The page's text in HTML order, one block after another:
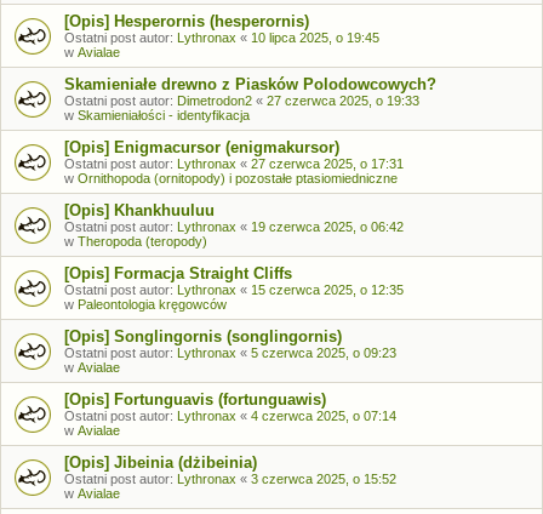
[Opis] Hesperornis (hesperornis)
Ostatni post autor: Lythronax « 10 lipca 2025, o 19:45
w Avialae
Skamieniałe drewno z Piasków Polodowcowych?
Ostatni post autor: Dimetrodon2 « 27 czerwca 2025, o 19:33
w Skamieniałości - identyfikacja
[Opis] Enigmacursor (enigmakursor)
Ostatni post autor: Lythronax « 27 czerwca 2025, o 17:31
w Ornithopoda (ornitopody) i pozostałe ptasiomiedniczne
[Opis] Khankhuuluu
Ostatni post autor: Lythronax « 19 czerwca 2025, o 06:42
w Theropoda (teropody)
[Opis] Formacja Straight Cliffs
Ostatni post autor: Lythronax « 15 czerwca 2025, o 12:35
w Paleontologia kręgowców
[Opis] Songlingornis (songlingornis)
Ostatni post autor: Lythronax « 5 czerwca 2025, o 09:23
w Avialae
[Opis] Fortunguavis (fortunguawis)
Ostatni post autor: Lythronax « 4 czerwca 2025, o 07:14
w Avialae
[Opis] Jibeinia (dżibeinia)
Ostatni post autor: Lythronax « 3 czerwca 2025, o 15:52
w Avialae